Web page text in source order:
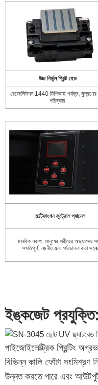
উচ্চ নির্ভুল প্রিন্ট হেড
রেজোলিউশন 1440 ডিপিআই পর্যন্ত, মুদ্রণের
পরিষ্কার
মাল্টিফাংশন কন্ট্রোল প্যানেল
মানবিক নকশা, মানুষের শরীরের অভ্যাসের
সঙ্গতিপূর্ণ, নমনীয় এবং পরিচালনা করা সহজ
ইঙ্কজেট প্রযুক্তি:
পাইজোইলেক্ট্রিক প্রিন্টিং
বিভিন্ন কালি ফোঁটা সংমিশ্রণ
উন্নত করতে পারে এবং আউটপুট